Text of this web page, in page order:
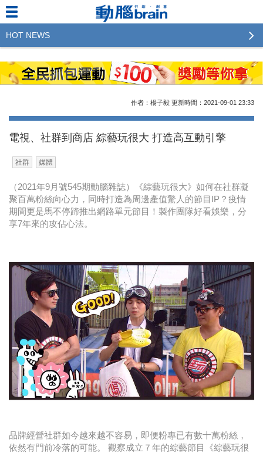
作者：楊子毅 更新時間：2021-09-01 23:33
電視、社群到商店 綜藝玩很大 打造高互動引擎
社群 媒體
（2021年9月號545期動腦雜誌）《綜藝玩很大》如何在社群凝
聚百萬粉絲向心力，同時打造為周邊產值驚人的節目IP？疫情
期間更是馬不停蹄推出網路單元節目！製作團隊好看娛樂，分
享7年來的攻佔心法。
品牌經營社群如今越來越不容易，即便粉專已有數十萬粉絲，
依然有門前冷落的可能。 觀察成立７年的綜藝節目《綜藝玩很
HOT NEWS
2023行銷傳播傑出貢獻獎 啟動徵件！期許參賽作品
更創新及具影響力
2022行銷傳播傑出貢獻獎得獎名單揭曉，近400位行
感美照
2023台灣民生快消品牌排行 14億次國民消費揭曉品
牌足跡贏家
域動行銷公布人事異動
時尚
金獎的代價 牛恆泰：沒人知道我失去什麼！
台灣百事食品 注重品牌體驗創造差異化
黃麗萍：媒體代理商有幫客戶升級的責任！
牛恆泰：媒體產業蛻變關鍵期，數位轉型該怎麼
搞？（上）